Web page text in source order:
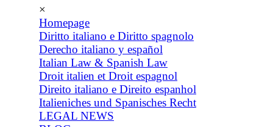
×
Homepage
Diritto italiano e Diritto spagnolo
Derecho italiano y español
Italian Law & Spanish Law
Droit italien et Droit espagnol
Direito italiano e Direito espanhol
Italieniches und Spanisches Recht
LEGAL NEWS